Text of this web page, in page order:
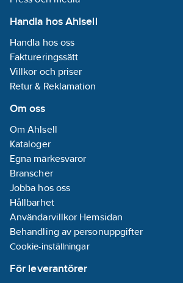
Handla hos Ahlsell
Handla hos oss
Faktureringssätt
Villkor och priser
Retur & Reklamation
Om oss
Om Ahlsell
Kataloger
Egna märkesvaror
Branscher
Jobba hos oss
Hållbarhet
Användarvillkor Hemsidan
Behandling av personuppgifter
Cookie-inställningar
För leverantörer